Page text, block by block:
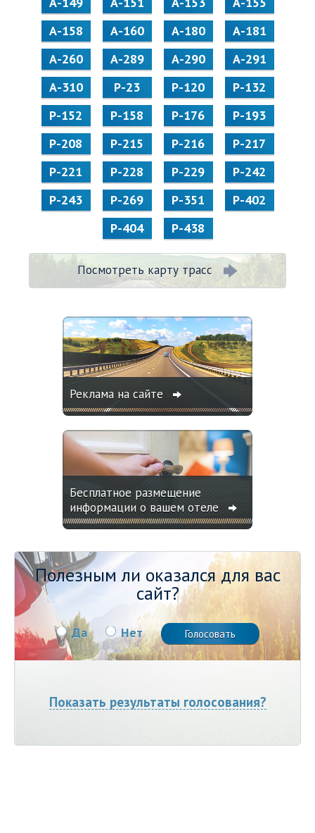
А-158
А-160 А-180
А-181
А-260
А-289 А-290
А-291
А-310
Р-23 Р-120
Р-132
Р-152
Р-158 Р-176
Р-193
Р-208
Р-215 Р-216
Р-217
Р-221
Р-228 Р-229
Р-242
Р-243
Р-269 Р-351
Р-402
Р-404
Р-438
Посмотреть карту трасс
Реклама на сайте
Бесплатное размещение
информации о вашем отеле
Полезным ли оказался для вас
сайт?
Да Нет
Показать результаты голосования?